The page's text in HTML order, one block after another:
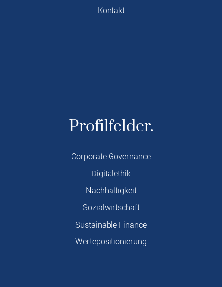
Kontakt
Profilfelder.
Corporate Governance
Digitalethik
Nachhaltigkeit
Sozialwirtschaft
Sustainable Finance
Wertepositionierung